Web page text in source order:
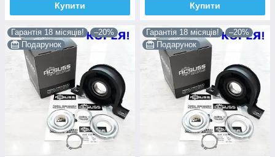
Купити Купити
Гарантія 18 місяців!
–20%
Подарунок
Гарантія 18 місяців!
–20%
Подарунок